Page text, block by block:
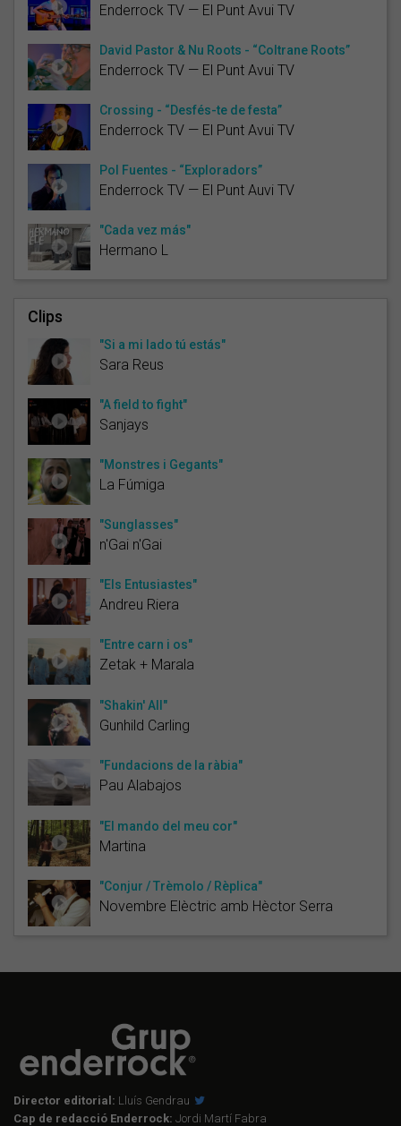
Enderrock TV — El Punt Avui TV
David Pastor & Nu Roots - “Coltrane Roots”
Enderrock TV — El Punt Avui TV
Crossing - “Desfés-te de festa”
Enderrock TV — El Punt Avui TV
Pol Fuentes - “Exploradors”
Enderrock TV — El Punt Auvi TV
"Cada vez más"
Hermano L
Clips
"Si a mi lado tú estás"
Sara Reus
"A field to fight"
Sanjays
"Monstres i Gegants"
La Fúmiga
"Sunglasses"
n'Gai n'Gai
"Els Entusiastes"
Andreu Riera
"Entre carn i os"
Zetak + Marala
"Shakin' All"
Gunhild Carling
"Fundacions de la ràbia"
Pau Alabajos
"El mando del meu cor"
Martina
"Conjur / Trèmolo / Rèplica"
Novembre Elèctric amb Hèctor Serra
Director editorial: Lluís Gendrau
Cap de redacció Enderrock: Jordi Martí Fabra